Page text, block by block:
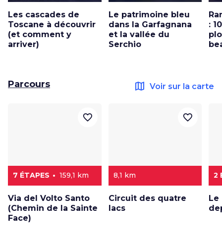
Les cascades de
Toscane à découvrir
(et comment y
arriver)
Le patrimoine bleu
dans la Garfagnana
et la vallée du
Serchio
:
Parcours map Voir sur la carte
7 ÉTAPES 159,1 km
Via del Volto Santo
(Chemin de la Sainte
Face)
favorite_border
8,1 km
Circuit des quatre
lacs
favorite_border
2
Le